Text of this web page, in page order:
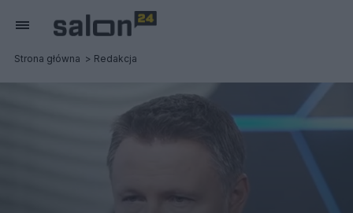
Strona główna Redakcja